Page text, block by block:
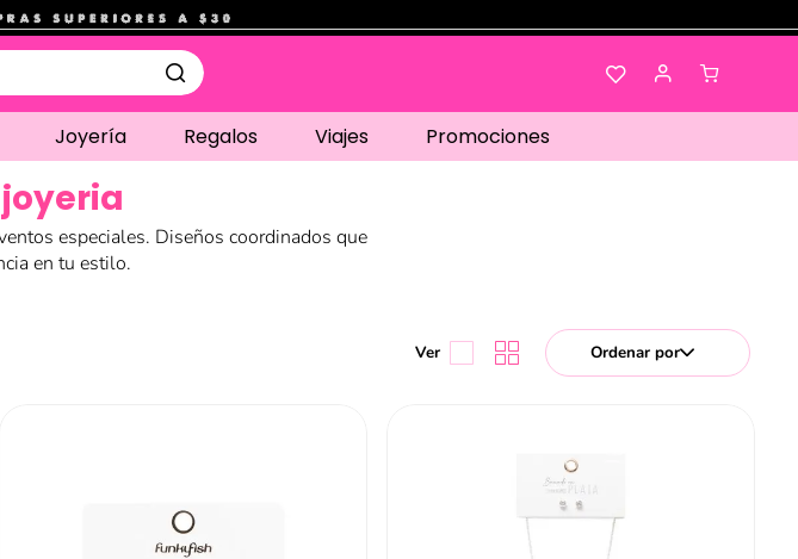
Joyería Regalos Viajes Promociones
especiales. Diseños coordinados que
en tu estilo.
Ordenar por